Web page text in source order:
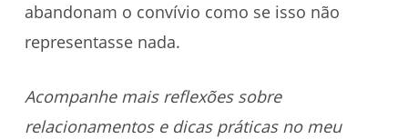
abandonam o convívio como se isso não
representasse nada.
Acompanhe mais reflexões sobre
relacionamentos e dicas práticas no meu